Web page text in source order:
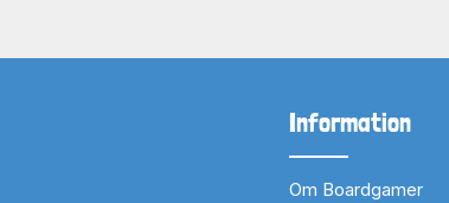
Information
Om Boardgamer